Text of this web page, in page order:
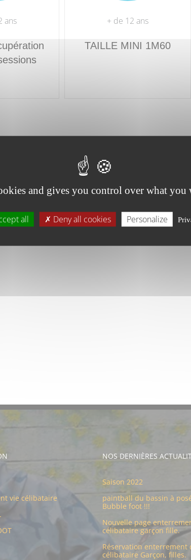
ans + de 12 ans
TAILLE MINI 1M60
vie célibataire
NOS DERNIÈRES
Saison 2022
paintball du bassin à
Bubble foot !!!
Nouvelle page
célibataire garçon fille.
Réservation enterrement
célibataire Garçon, filles.
and gives you control over what you
all Deny all cookies Personalize